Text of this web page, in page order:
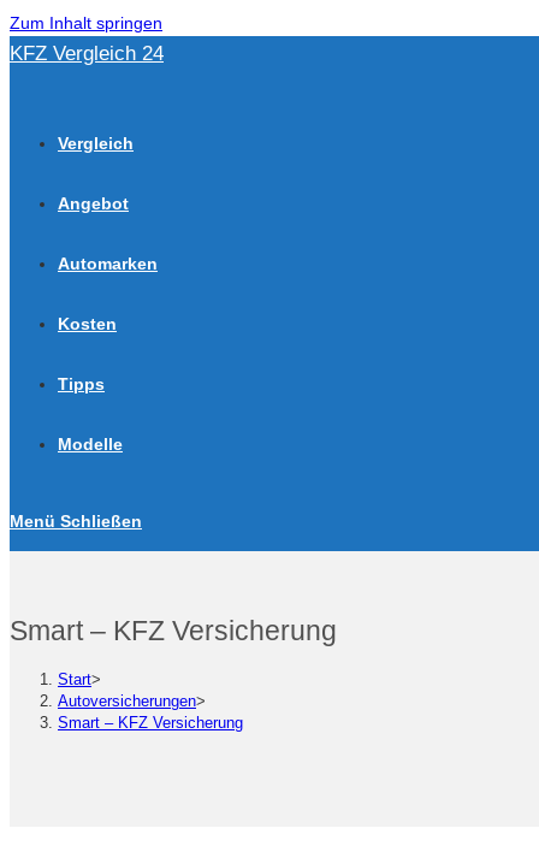
Zum Inhalt springen
KFZ Vergleich 24
Vergleich
Angebot
Automarken
Kosten
Tipps
Modelle
Menü Schließen
Smart – KFZ Versicherung
Start>
Autoversicherungen>
Smart – KFZ Versicherung